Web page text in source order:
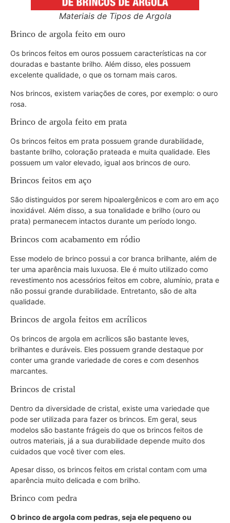
Materiais de Tipos de Argola
Brinco de argola feito em ouro
Os brincos feitos em ouros possuem características na cor
douradas e bastante brilho. Além disso, eles possuem
excelente qualidade, o que os tornam mais caros.
Nos brincos, existem variações de cores, por exemplo: o ouro
rosa.
Brinco de argola feito em prata
Os brincos feitos em prata possuem grande durabilidade,
bastante brilho, coloração prateada e muita qualidade. Eles
possuem um valor elevado, igual aos brincos de ouro.
Brincos feitos em aço
São distinguidos por serem hipoalergênicos e com aro em aço
inoxidável. Além disso, a sua tonalidade e brilho (ouro ou
prata) permanecem intactos durante um período longo.
Brincos com acabamento em ródio
Esse modelo de brinco possui a cor branca brilhante, além de
ter uma aparência mais luxuosa. Ele é muito utilizado como
revestimento nos acessórios feitos em cobre, alumínio, prata e
não possui grande durabilidade. Entretanto, são de alta
qualidade.
Brincos de argola feitos em acrílicos
Os brincos de argola em acrílicos são bastante leves,
brilhantes e duráveis. Eles possuem grande destaque por
conter uma grande variedade de cores e com desenhos
marcantes.
Brincos de cristal
Dentro da diversidade de cristal, existe uma variedade que
pode ser utilizada para fazer os brincos. Em geral, seus
modelos são bastante frágeis do que os brincos feitos de
outros materiais, já a sua durabilidade depende muito dos
cuidados que você tiver com eles.
Apesar disso, os brincos feitos em cristal contam com uma
aparência muito delicada e com brilho.
Brinco com pedra
O brinco de argola com pedras, seja ele pequeno ou